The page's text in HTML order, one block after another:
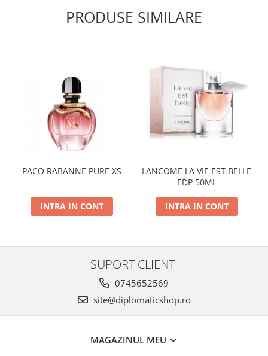
PRODUSE SIMILARE
PACO RABANNE PURE XS
INTRA IN CONT
LANCOME LA VIE EST BELLE
EDP 50ML
INTRA IN CONT
SUPORT CLIENTI
0745652569
site@diplomaticshop.ro
MAGAZINUL MEU